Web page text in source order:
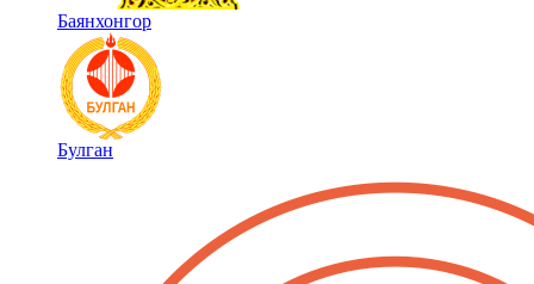
Баянхонгор
Булган